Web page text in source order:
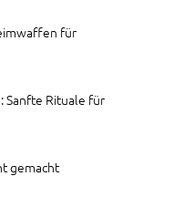
für
Sanfte Rituale für
gemacht